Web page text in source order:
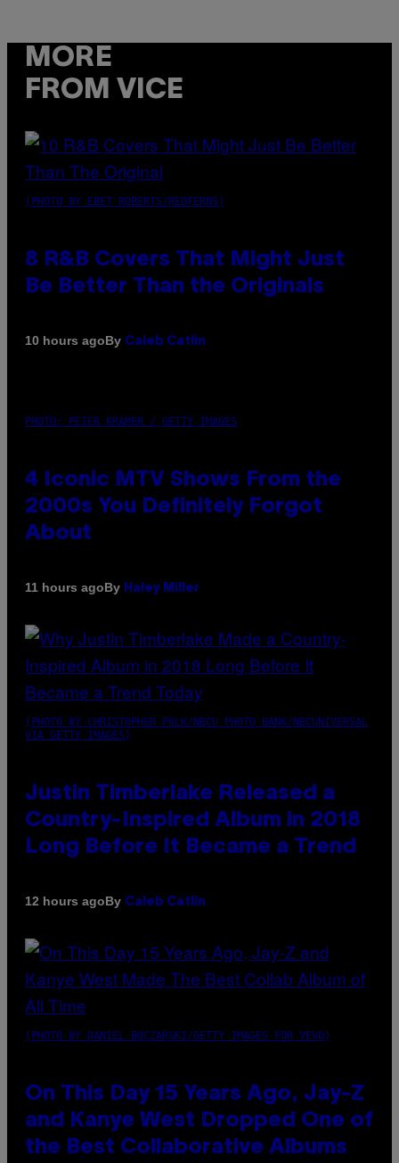
MORE
FROM VICE
(PHOTO BY EBET ROBERTS/REDFERNS)
8 R&B Covers That Might Just
Be Better Than the Originals
10 hours agoBy Caleb Catlin
PHOTO: PETER KRAMER / GETTY IMAGES
4 Iconic MTV Shows From the
2000s You Definitely Forgot
About
11 hours agoBy Haley Miller
(PHOTO BY CHRISTOPHER POLK/NBCU PHOTO BANK/NBCUNIVERSAL
VIA GETTY IMAGES)
Justin Timberlake Released a
Country-Inspired Album in 2018
Long Before It Became a Trend
12 hours agoBy Caleb Catlin
(PHOTO BY DANIEL BOCZARSKI/GETTY IMAGES FOR VEVO)
On This Day 15 Years Ago, Jay-Z
and Kanye West Dropped One of
the Best Collaborative Albums